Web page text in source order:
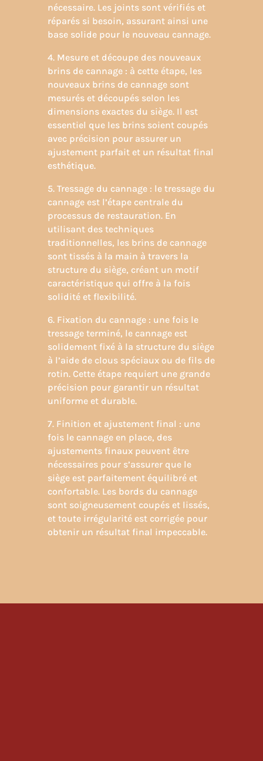
nécessaire. Les joints sont vérifiés et
réparés si besoin, assurant ainsi une
base solide pour le nouveau cannage.
4. Mesure et découpe des nouveaux
brins de cannage : à cette étape, les
nouveaux brins de cannage sont
mesurés et découpés selon les
dimensions exactes du siège. Il est
essentiel que les brins soient coupés
avec précision pour assurer un
ajustement parfait et un résultat final
esthétique.
5. Tressage du cannage : le tressage du
cannage est l’étape centrale du
processus de restauration. En
utilisant des techniques
traditionnelles, les brins de cannage
sont tissés à la main à travers la
structure du siège, créant un motif
caractéristique qui offre à la fois
solidité et flexibilité.
6. Fixation du cannage : une fois le
tressage terminé, le cannage est
solidement fixé à la structure du siège
à l’aide de clous spéciaux ou de fils de
rotin. Cette étape requiert une grande
précision pour garantir un résultat
uniforme et durable.
7. Finition et ajustement final : une
fois le cannage en place, des
ajustements finaux peuvent être
nécessaires pour s’assurer que le
siège est parfaitement équilibré et
confortable. Les bords du cannage
sont soigneusement coupés et lissés,
et toute irrégularité est corrigée pour
obtenir un résultat final impeccable.